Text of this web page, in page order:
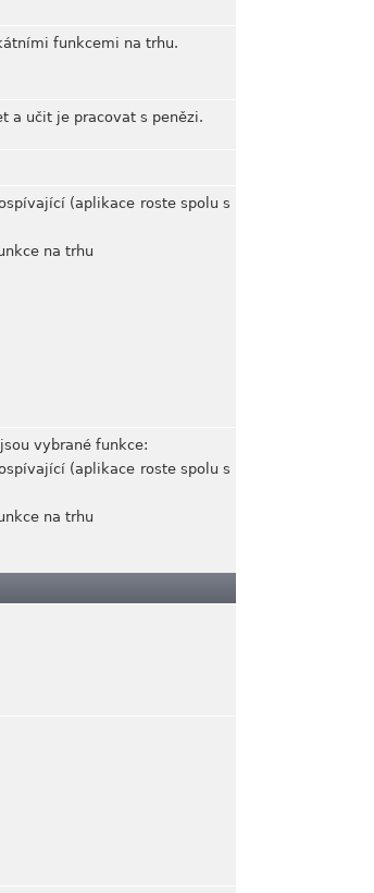
funkcemi na trhu.
a učit je pracovat s penězi.
(aplikace roste spolu s
na trhu
vybrané funkce:
(aplikace roste spolu s
na trhu